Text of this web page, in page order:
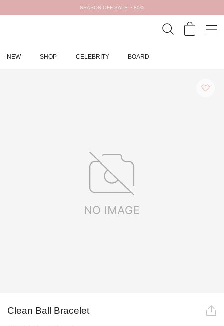
SEASON OFF SALE ~ 80%
NEW SHOP CELEBRITY BOARD
Clean Ball Bracelet